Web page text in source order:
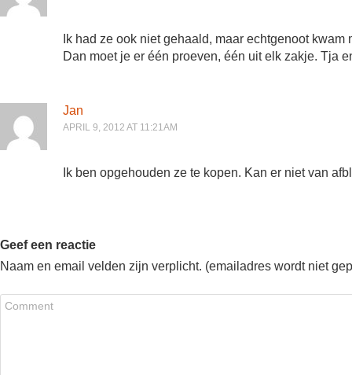
Ik had ze ook niet gehaald, maar echtgenoot
Dan moet je er één proeven, één uit elk zakje. Tja
Jan
APRIL 9, 2012 AT 11:21AM
Ik ben opgehouden ze te kopen. Kan er niet van
Geef een reactie
Naam en email velden zijn verplicht. (emailadres wordt niet